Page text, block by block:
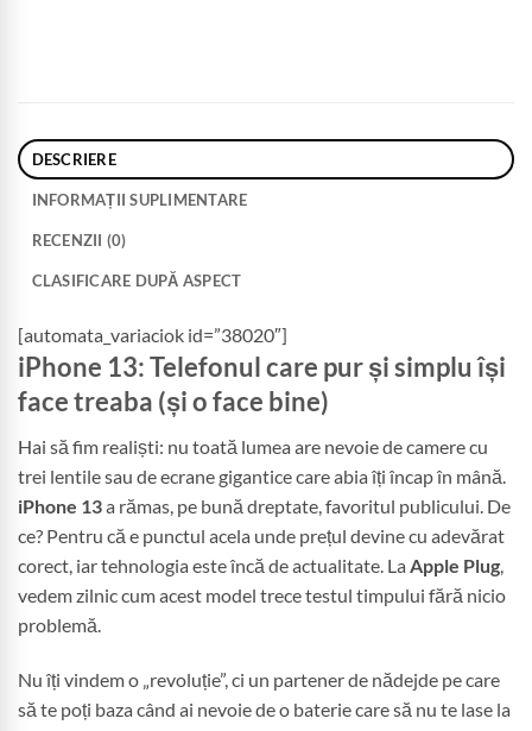
DESCRIERE
INFORMAȚII SUPLIMENTARE
RECENZII (0)
CLASIFICARE DUPĂ ASPECT
[automata_variaciok id=”38020″]
iPhone 13: Telefonul care pur și simplu își
face treaba (și o face bine)
Hai să fim realiști: nu toată lumea are nevoie de camere cu
trei lentile sau de ecrane gigantice care abia îți încap în mână.
iPhone 13a rămas, pe bună dreptate, favoritul publicului. De
ce? Pentru că e punctul acela unde prețul devine cu adevărat
corect, iar tehnologia este încă de actualitate. La Apple Plug,
vedem zilnic cum acest model trece testul timpului fără nicio
problemă.
Nu îți vindem o „revoluție”, ci un partener de nădejde pe care
să te poți baza când ai nevoie de o baterie care să nu te lase la